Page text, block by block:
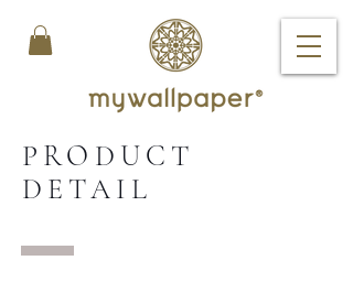
PRODUCT
DETAIL